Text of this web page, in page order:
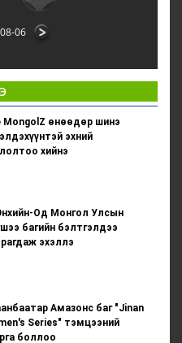
06
MongolZ өнөөдөр шинэ
эхний
хийнэ
Од Монгол Улсын
багийн бэлтгэлдээ
эхэллэ
Амазонс баг "Jinan
Series" тэмцээний
боллоо